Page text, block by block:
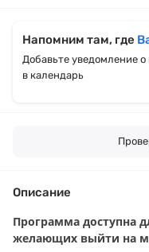
Напомним там, где
Добавьте уведомление
в календарь
Описание
Программа доступна
желающих выйти на